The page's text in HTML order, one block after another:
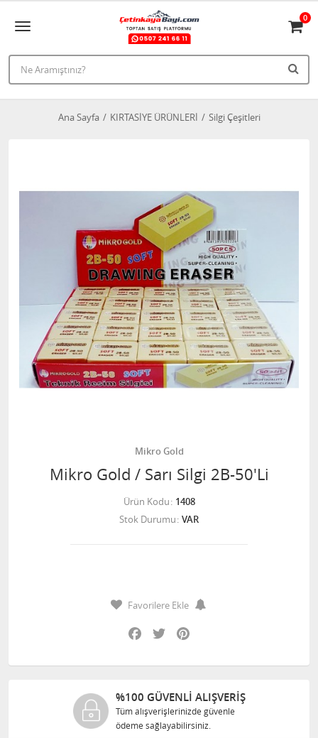
0
Ana Sayfa KIRTASİYE ÜRÜNLERİ Silgi Çeşitleri
Mikro Gold
Mikro Gold / Sarı Silgi 2B-50'Li
Ürün Kodu 1408
Stok Durumu VAR
Favorilere Ekle
Facebook
Twitter
%100 ORJINAL
Tüm ürünlerimiz ilgili
size orijinal olarak satılır.